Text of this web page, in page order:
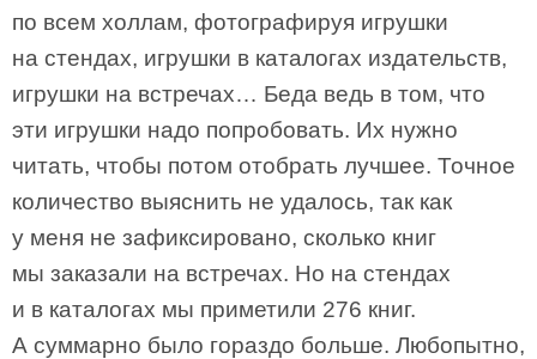
по всем холлам, фотографируя игрушки
на стендах, игрушки в каталогах издательств,
игрушки на встречах… Беда ведь в том, что
эти игрушки надо попробовать. Их нужно
читать, чтобы потом отобрать лучшее. Точное
количество выяснить не удалось, так как
у меня не зафиксировано, сколько книг
мы заказали на встречах. Но на стендах
и в каталогах мы приметили 276 книг.
А суммарно было гораздо больше. Любопытно,